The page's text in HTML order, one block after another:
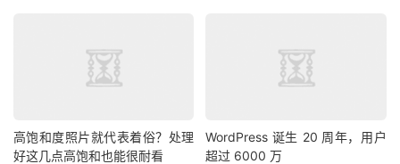
高饱和度照片就代表着俗？处理
好这几点高饱和也能很耐看
WordPress 诞生 20 周年，用户
超过 6000 万